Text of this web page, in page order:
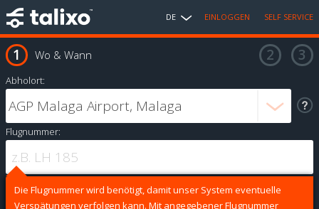
DE EINLOGGEN SELF SERVICE
Wo & Wann
Abholort:
Flugnummer:
Die Flugnummer wird benötigt, damit unser System eventuelle
Verspätungen verfolgen kann. Mit angegebener Flugnummer